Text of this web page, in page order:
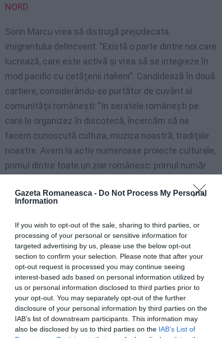
Gazeta Romaneasca - Do Not Process My Personal
Information
If you wish to opt-out of the sale, sharing to third parties, or
processing of your personal or sensitive information for
targeted advertising by us, please use the below opt-out
section to confirm your selection. Please note that after your
opt-out request is processed you may continue seeing
interest-based ads based on personal information utilized by
us or personal information disclosed to third parties prior to
your opt-out. You may separately opt-out of the further
disclosure of your personal information by third parties on the
IAB’s list of downstream participants. This information may
also be disclosed by us to third parties on the IAB’s List of
NORD
Sorin Marcu vrea să distrugă prejudecata
imigrantului delincvent. "Există o parte dintre noi care
lucrează, care este activă şi vrea să se integreze ȋn
mod pacific cu cetăţenii italieni". Candidează ȋn două
cartiere, considerându-se purtător de cuvânt al
comunităţii româneşti: "In seratele româneşti pe
care le organizez ȋn discotecă, ȋncercăm să ne
facem cunoscută cultura, muzica noastră, tradiţiile
noastre. Avem la activ numeroase proiecte culturale,
primul dintre toate un ziar românesc: primul număr
câteva părţi ȋn italiană. Se va numi"Romanian fratie"
asociaţia noastră Frăţia, a cărei preşedinte sunt".
Potrivit lui Marcu, "partea activă" a comunităţii
româneşti doreşte reprezentare politică. Odată cu
apropierea alegerilor administrative, partidele şi
listele civice dau voce străinilor prezenţi ȋn oraş şi
cea română profită de ocazie pentru a-şi câştiga un
spaţiu ȋntr-o ţară nu foarte deschisă faţă de